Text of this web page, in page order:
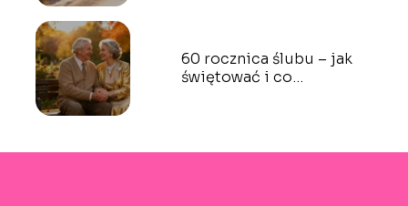
60 rocznica ślubu – jak
świętować i co